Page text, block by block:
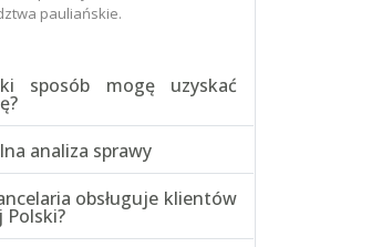
pauliańskie.
sposób mogę uzyskać
analiza sprawy
obsługuje klientów
Polski?